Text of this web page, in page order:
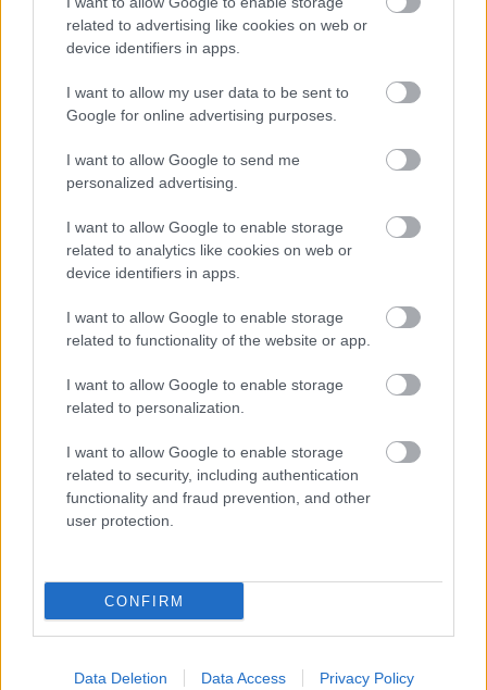
related to advertising like cookies on web or
device identifiers in apps.
I want to allow my user data to be sent to
Google for online advertising purposes.
I want to allow Google to send me
personalized advertising.
I want to allow Google to enable storage
related to analytics like cookies on web or
device identifiers in apps.
I want to allow Google to enable storage
related to functionality of the website or app.
I want to allow Google to enable storage
related to personalization.
I want to allow Google to enable storage
related to security, including authentication
functionality and fraud prevention, and other
user protection.
CONFIRM
Data Deletion Data Access Privacy Policy
JÁTÉK: Készülj fel a téli
világevő•2015. december 18.
5 csomag étrend-kiegészítőt lehet nyerni, jól jöhet a
zord időjárásban! A játékban két egyszerű kérdésre
kell válaszolni emailben: - Mennyi jódot
kiegészítők? - Tartalmaznak-e cukrot a Centrum A-
tól Z-ig…